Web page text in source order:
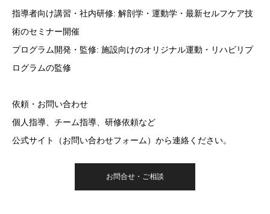
指導者向け講習・社内研修: 解剖学・運動学・最新セルフケア技
術のセミナー開催
プログラム開発・監修: 施設向けのオリジナル運動・リハビリプ
ログラムの監修
依頼・お問い合わせ
個人指導、チーム指導、研修依頼など
公式サイト（お問い合わせフォーム）から連絡ください。
お問合せ・ご相談